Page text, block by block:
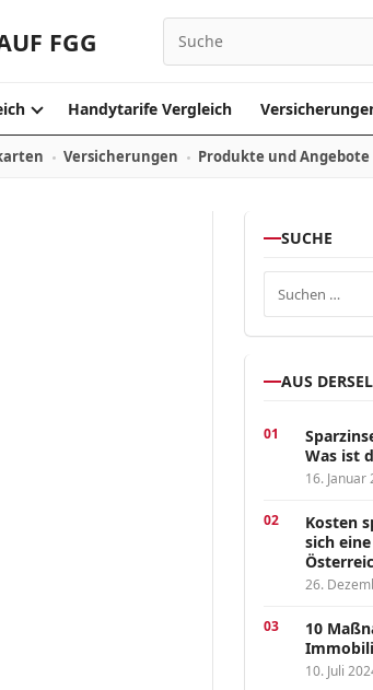
FGG Suchen nach:
Handytarife Vergleich
Versicherungen Produkte und Angebote
SUCHE
Suchen nach:
AUS
Was ist
16. Januar
Kosten
sich
26.
10
10. Juli